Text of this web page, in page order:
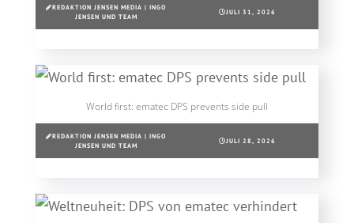
REDAKTION JENSEN MEDIA | INGO
JENSEN UND TEAM
JULI 31, 2026
World first: ematec DPS prevents side pull
REDAKTION JENSEN MEDIA | INGO
JENSEN UND TEAM
JULI 28, 2026